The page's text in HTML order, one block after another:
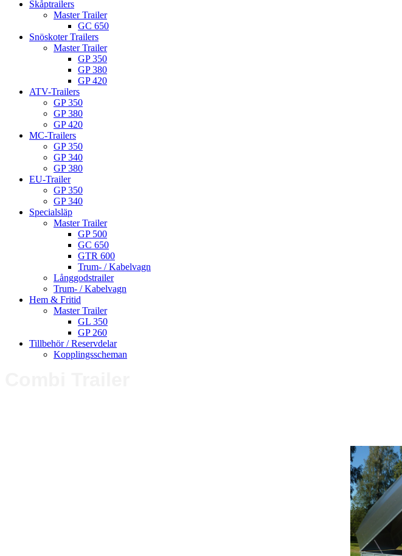
Skåptrailers
Master Trailer
GC 650
Snöskoter Trailers
Master Trailer
GP 350
GP 380
GP 420
ATV-Trailers
GP 350
GP 380
GP 420
MC-Trailers
GP 350
GP 340
GP 380
EU-Trailer
GP 350
GP 340
Specialsläp
Master Trailer
GP 500
GC 650
GTR 600
Trum- / Kabelvagn
Långgodstrailer
Trum- / Kabelvagn
Hem & Fritid
Master Trailer
GL 350
GP 260
Tillbehör / Reservdelar
Kopplingsscheman